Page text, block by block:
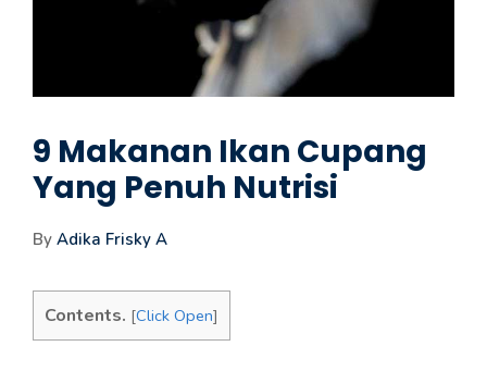
9 Makanan Ikan Cupang
Yang Penuh Nutrisi
By Adika Frisky A
Contents. [Click Open]